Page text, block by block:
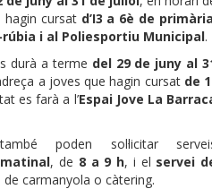
hagin cursat d’I3 a 6è de
rúbia i al Poliesportiu Municipal.
durà a terme del 29 de juny al
a joves que hagin cursat de
es farà a l’Espai Jove La
poden sol·licitar
, de 8 a 9 h, i el servei
carmanyola o càtering.